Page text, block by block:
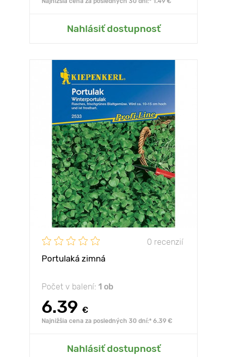
Nahlásiť dostupnosť
0 recenzií
Portulaká zimná
Počet v balení: 1 ob
6.39 €
Najnižšia cena za posledných 30 dní:* 6.39 €
Nahlásiť dostupnosť